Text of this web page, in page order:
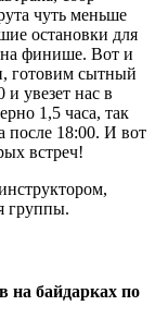
чуть меньше
остановки для
на финише. Вот и
готовим сытный
увезет нас в
1,5 часа, так
после 18:00. И вот
встреч!
группы.
байдарках по